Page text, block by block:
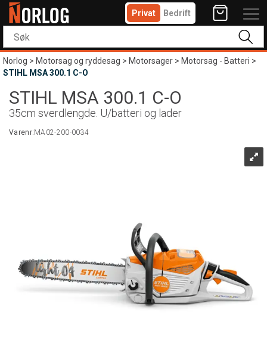
Privat Bedrift
Norlog>Motorsag og ryddesag>Motorsager>Motorsag - Batteri>
STIHL MSA 300.1 C-O
STIHL MSA 300.1 C-O
35cm sverdlengde. U/batteri og lader
Varenr:MA02-200-0034